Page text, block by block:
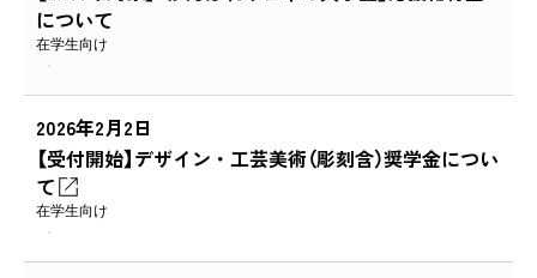
について
在学生向け
2026年2月2日
【受付開始】デザイン・工芸美術（彫刻含）奨学金につい
て
在学生向け